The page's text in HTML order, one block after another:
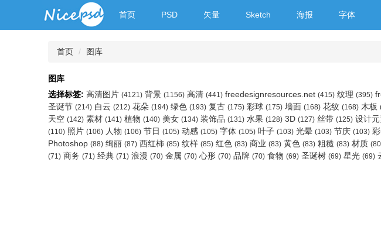
首页 PSD 矢量 Sketch 海报 字体
首页 图库
图库
选择标签: 高清图片 (4121) 背景 (1156) 高清 (441) freedesignresources.net (415) 纹理 (395)
圣诞节 (214) 白云 (212) 花朵 (194) 绿色 (193) 复古 (175) 彩球 (175) 墙面 (168) 花纹 (168) 木板
天空 (142) 素材 (141) 植物 (140) 美女 (134) 装饰品 (131) 水果 (128) 3D (127) 丝带 (125) 设计
(110) 照片 (106) 人物 (106) 节日 (105) 动感 (105) 字体 (105) 叶子 (103) 光晕 (103) 节庆 (103)
Photoshop (88) 绚丽 (87) 西红柿 (85) 纹样 (85) 红色 (83) 商业 (83) 黄色 (83) 粗糙 (83) 材质
(71) 商务 (71) 经典 (71) 浪漫 (70) 金属 (70) 心形 (70) 品牌 (70) 食物 (69) 圣诞树 (69) 星光 (69)